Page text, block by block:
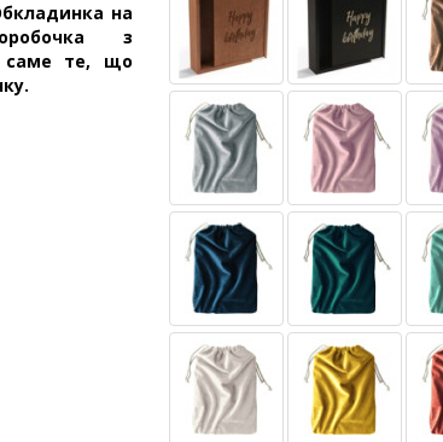
на
з
саме те, що